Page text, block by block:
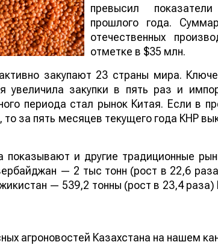
превысил
прошлого года.
отечественных
отметке в $35 млн.
закупают 23 страны мира.
увеличила закупки в пять раз и
периода стал рынок Китая. Если в
за пять месяцев текущего года КНР
показывают и другие традиционные
— 2 тыс тонн (рост в 22,6
— 539,2 тонны (рост в 23,4
агроновостей Казахстана на нашем